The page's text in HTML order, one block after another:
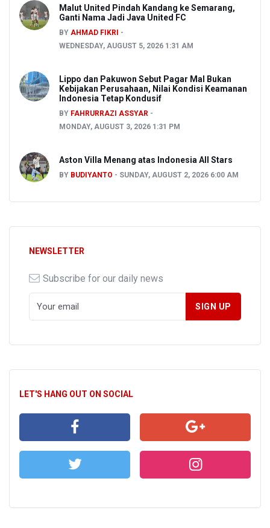
Malut United Pindah Kandang ke Semarang,
Ganti Nama Jadi Java United FC
BY AHMAD FIKRI
WEDNESDAY, AUGUST 5, 2026 1:31 AM
Lippo dan Pakuwon Sebut Pagar Mal Bukan
Kebijakan Perusahaan, Nilai Kondisi Keamanan
Indonesia Tetap Kondusif
BY FAHRURRAZI ASSYAR
MONDAY, AUGUST 3, 2026 1:31 PM
Aston Villa Menang atas Indonesia All Stars
BY BUDIYANTO SUNDAY, AUGUST 2, 2026 6:00 AM
NEWSLETTER
Subscribe for our daily news
LET'S HANG OUT ON SOCIAL